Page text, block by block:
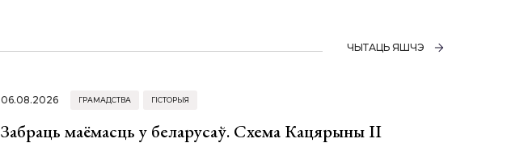
ЧЫТАЦЬ ЯШЧЭ
06.08.2026 ГРАМАДСТВА ГІСТОРЫЯ
Забраць маёмасць у беларусаў. Схема Кацярыны ІІ